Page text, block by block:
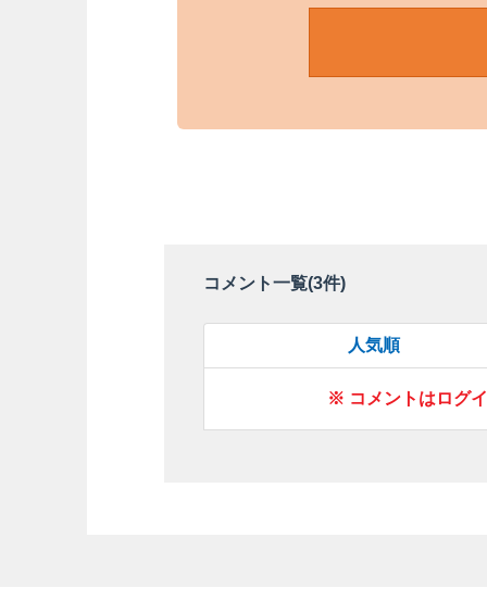
コメント一覧(3件)
人気順
※ コメントはログ